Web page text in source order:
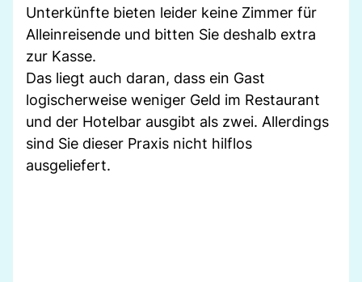
Unterkünfte bieten leider keine Zimmer für
Alleinreisende und bitten Sie deshalb extra
zur Kasse.
Das liegt auch daran, dass ein Gast
logischerweise weniger Geld im Restaurant
und der Hotelbar ausgibt als zwei. Allerdings
sind Sie dieser Praxis nicht hilflos
ausgeliefert.